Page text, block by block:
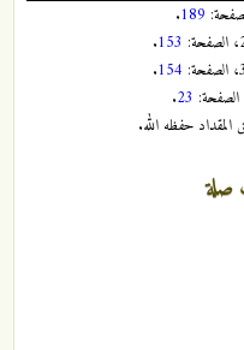
189
.
153
.
154
.
23
.
المقداد حفظه الله.
صلة